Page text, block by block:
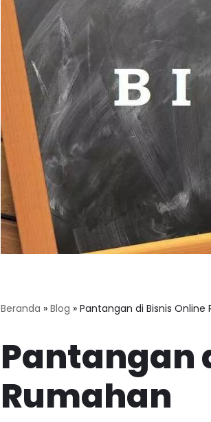
Beranda » Blog » Pantangan di Bisnis Online
Pantangan
Rumahan